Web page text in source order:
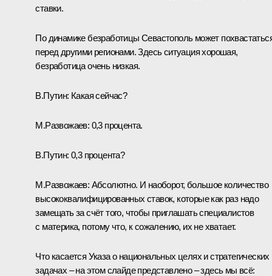
ставки.
По динамике безработицы Севастополь может
перед другими регионами. Здесь ситуация хорошая,
безработица очень низкая.
В.Путин: Какая сейчас?
М.Развожаев: 0,3 процента.
В.Путин: 0,3 процента?
М.Развожаев: Абсолютно. И наоборот, большое количество
высококвалифицированных ставок, которые как раз надо
замещать за счёт того, чтобы приглашать специалистов
с материка, потому что, к сожалению, их не хватает.
Что касается Указа о национальных целях и стратегических
задачах – на этом слайде представлено – здесь мы всё: